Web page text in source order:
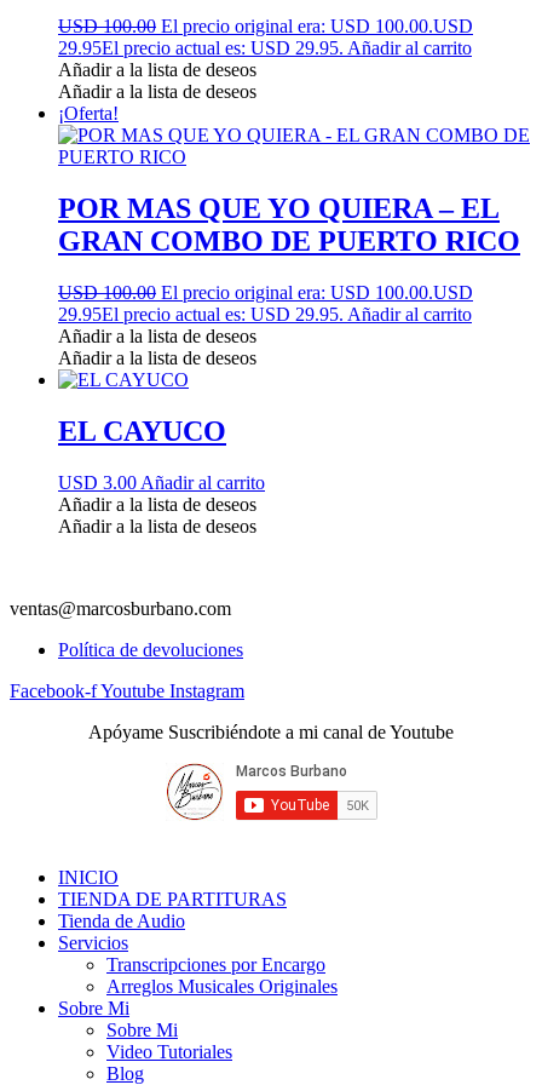
USD 100.00 El precio original era: USD 100.00.USD
29.95El precio actual es: USD 29.95. Añadir al carrito
Añadir a la lista de deseos
Añadir a la lista de deseos
¡Oferta!
POR MAS QUE YO QUIERA – EL
GRAN COMBO DE PUERTO RICO
USD 100.00 El precio original era: USD 100.00.USD
29.95El precio actual es: USD 29.95. Añadir al carrito
Añadir a la lista de deseos
Añadir a la lista de deseos
EL CAYUCO
USD 3.00 Añadir al carrito
Añadir a la lista de deseos
Añadir a la lista de deseos
ventas@marcosburbano.com
Política de devoluciones
Facebook-fYoutube Instagram
Apóyame Suscribiéndote a mi canal de Youtube
INICIO
TIENDA DE PARTITURAS
Tienda de Audio
Servicios
Transcripciones por Encargo
Arreglos Musicales Originales
Sobre Mi
Sobre Mi
Video Tutoriales
Blog